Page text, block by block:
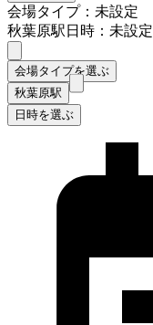
会場タイプ：未設定
秋葉原駅日時：未設定
会場タイプを選ぶ
秋葉原駅
日時を選ぶ